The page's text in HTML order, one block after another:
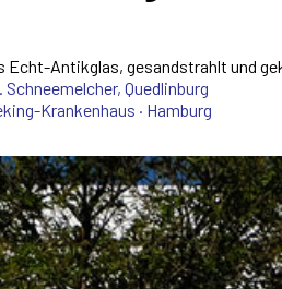
Echt-Antikglas, gesandstrahlt und
Quedlinburg
Krankenhaus · Hamburg